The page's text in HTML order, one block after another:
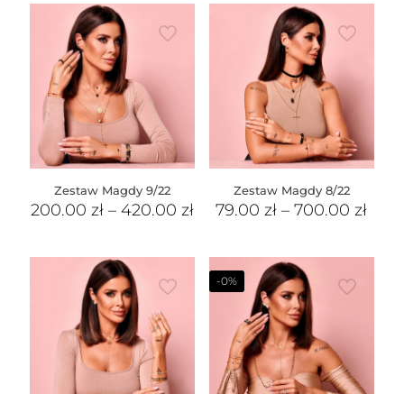
Zestaw Magdy 9/22
200.00zł –420.00zł
Zestaw Magdy 8/22
79.00zł –700.00zł
-0%